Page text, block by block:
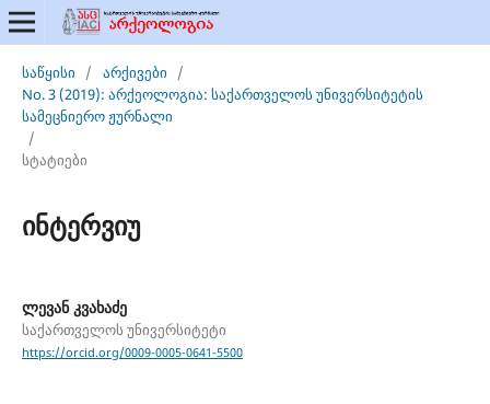
საწყისი / არქივები
/
No. 3 (2019): არქეოლოგია: საქართველოს უნივერსიტეტის
სამეცნიერო ჟურნალი
/
სტატიები
ინტერვიუ
ლევან კვახაძე
საქართველოს უნივერსიტეტი
https://orcid.org/0009-0005-0641-5500